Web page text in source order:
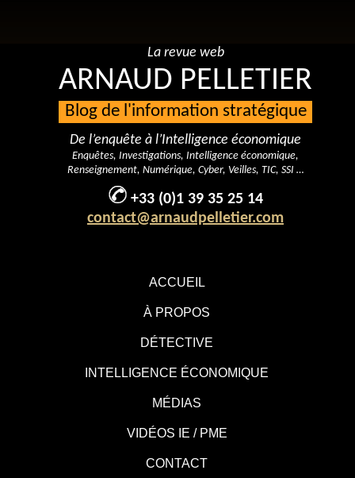
ACCUEIL
À PROPOS
DÉTECTIVE
INTELLIGENCE ÉCONOMIQUE
MÉDIAS
VIDÉOS IE / PME
CONTACT
La revue web
ARNAUD PELLETIER
Blog de l'information stratégique
De l’enquête à l’Intelligence économique
Enquêtes, Investigations, Intelligence économique,
Renseignement, Numérique, Cyber, Veilles, TIC, SSI …
+33 (0)1 39 35 25 14
contact@arnaudpelletier.com